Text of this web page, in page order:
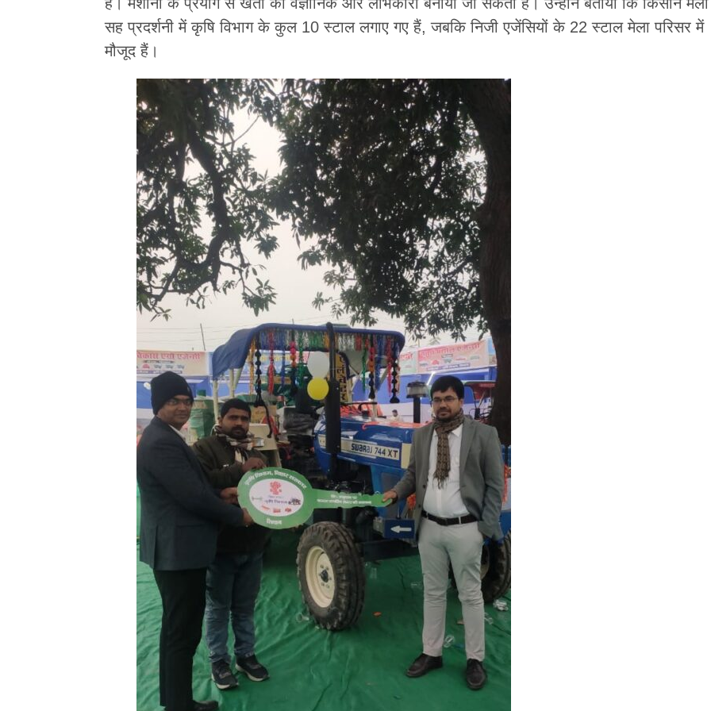
सह प्रदर्शनी में कृषि विभाग के कुल 10 स्टाल लगाए गए हैं, जबकि निजी एजेंसियों के 22 स्टाल मेला परिसर में
मौजूद हैं।